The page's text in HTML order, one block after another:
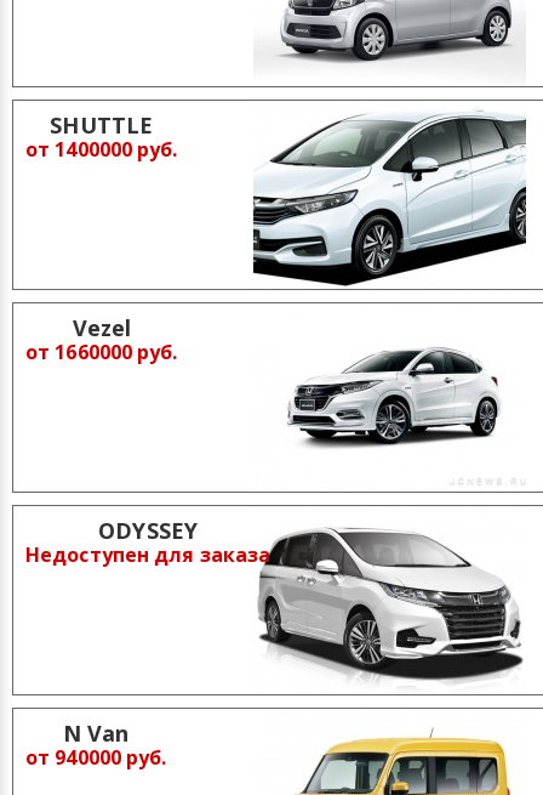
SHUTTLE
от 1400000 руб.
Vezel
от 1660000 руб.
ODYSSEY
Недоступен для заказа
N Van
от 940000 руб.